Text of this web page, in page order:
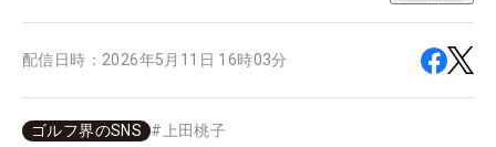
配信日時： 2026年5月11日 16時03分
ゴルフ界のSNS # 上田桃子